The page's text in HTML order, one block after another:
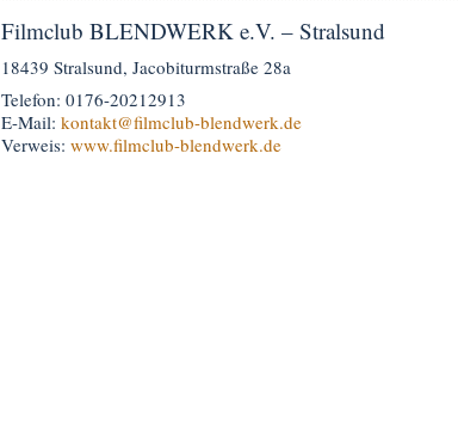
Filmclub BLENDWERK e.V. – Stralsund
18439 Stralsund, Jacobiturmstraße 28a
Telefon: 0176-20212913
E-Mail: kontakt@filmclub-blendwerk.de
Verweis: www.filmclub-blendwerk.de